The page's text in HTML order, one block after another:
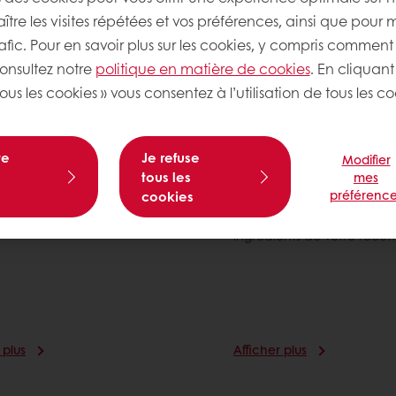
liquide actif de
est un levain
de seigle CRC® avec
Mimetic Essentiel
Découvrez Mimetic
nouvelle génération de
grasse fonctionnelle dont la
composition neutre
d'accentuer les saveurs des
ingrédients de votre
Afficher plus
les visites répétées et vos préférences, ainsi que pour
Pour en savoir plus sur les cookies, y compris comment
notre politique en matière de cookies. En cliquant
les cookies » vous consentez à l’utilisation de tous les
Je refuse
tous les
cookies
Modifier
mes